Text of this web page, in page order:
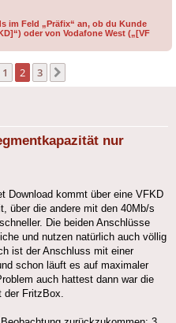
im Feld „Präfix“ an, ob du Kunde
oder von Vodafone West („[VF
Vorherige
1 2 3
nur
Download kommt über eine VFKD
über die andere mit den 40Mb/s
Die beiden Anschlüsse
und nutzen natürlich auch völlig
ist der Anschluss mit einer
schon läuft es auf maximaler
auch hattest dann war die
der FritzBox.